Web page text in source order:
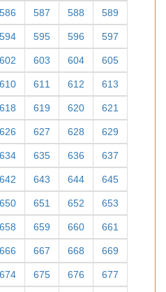
586 587 588 589
594 595 596 597
602 603 604 605
610 611 612 613
618 619 620 621
626 627 628 629
634 635 636 637
642 643 644 645
650 651 652 653
658 659 660 661
666 667 668 669
674 675 676 677